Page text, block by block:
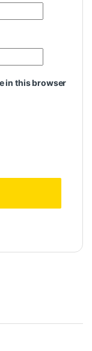
in this browser